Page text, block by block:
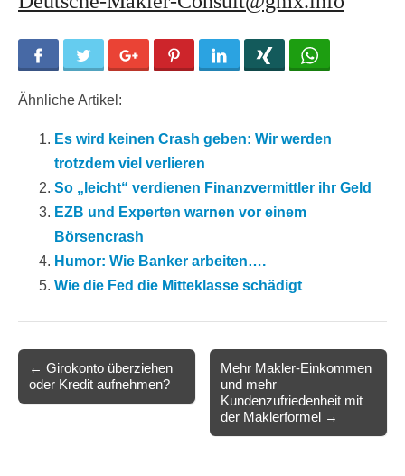
Facebook Twitter Google+ Pinterest LinkedIn
Ähnliche Artikel:
Es wird keinen Crash geben: Wir werden
trotzdem viel verlieren
So „leicht“ verdienen Finanzvermittler ihr Geld
EZB und Experten warnen vor einem
Börsencrash
Humor: Wie Banker arbeiten….
Wie die Fed die Mitteklasse schädigt
Post
navigation
← Girokonto überziehen
oder Kredit aufnehmen?
Mehr Makler-Einkommen
und mehr
Kundenzufriedenheit mit
der Maklerformel →